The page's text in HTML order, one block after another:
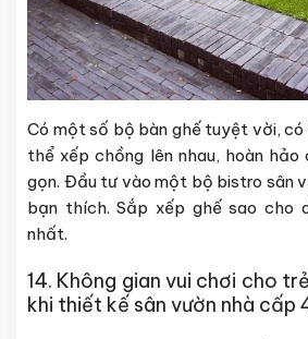
Có một số bộ bàn ghế tuyệt vời,
thể xếp chồng lên nhau, hoàn hảo
gọn. Đầu tư vào một bộ bistro sân
bạn thích. Sắp xếp ghế sao cho
nhất.
14. Không gian vui chơi cho
khi thiết kế sân vườn nhà cấp